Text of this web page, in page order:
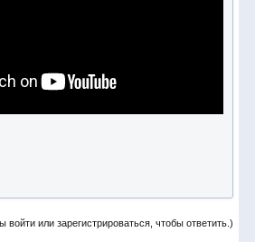
войти или зарегистрироваться, чтобы ответить.)